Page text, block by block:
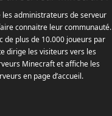
les administrateurs de serveur
connaitre leur communauté.
de plus de 10.000 joueurs par
dirige les visiteurs vers les
Minecraft et affiche les
en page d’accueil.